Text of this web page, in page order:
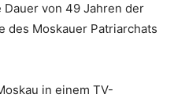
Dauer von 49 Jahren der
Moskauer Patriarchats
in einem TV-